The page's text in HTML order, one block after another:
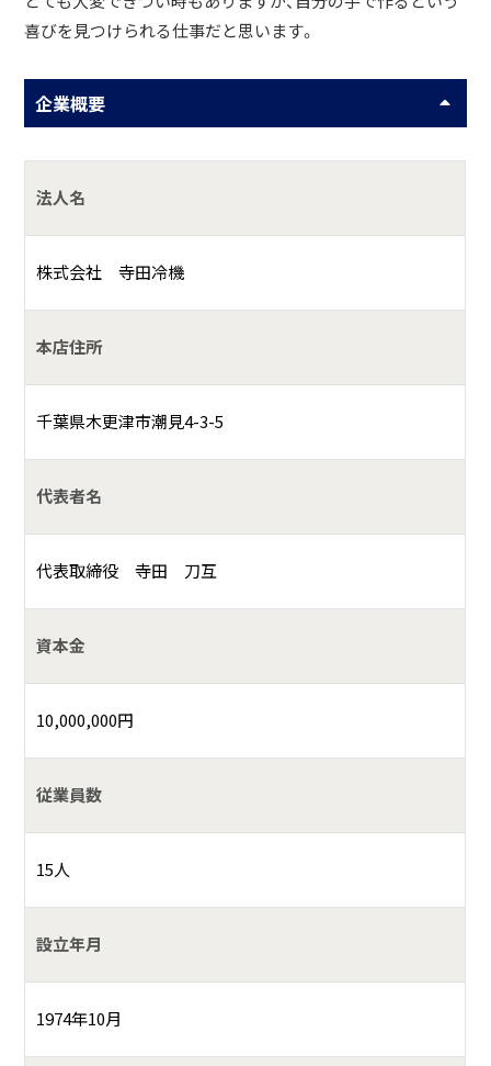
喜びを見つけられる仕事だと思います。
企業概要
法人名
株式会社 寺田冷機
本店住所
千葉県木更津市潮見4-3-5
代表者名
代表取締役 寺田 刀互
資本金
10,000,000円
従業員数
15人
設立年月
1974年10月